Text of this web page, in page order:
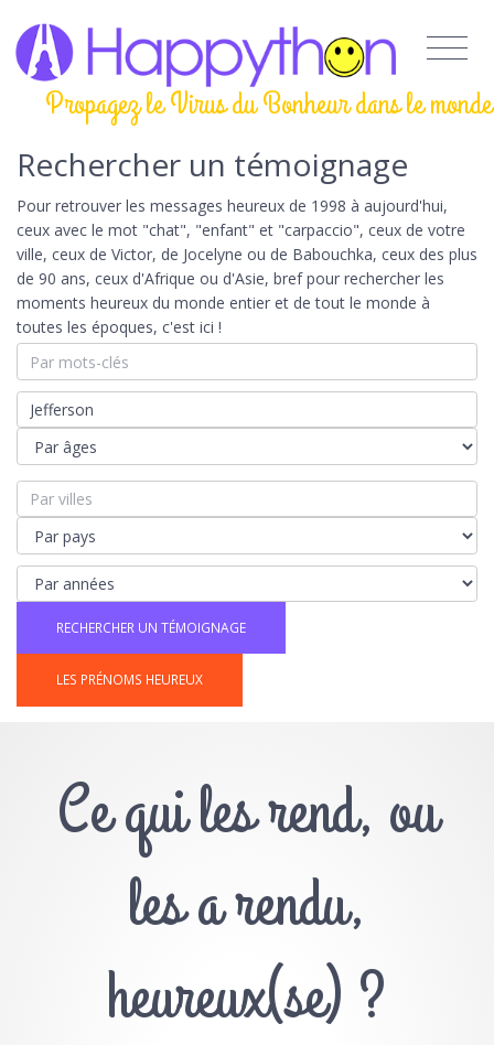
Propagez le Virus du Bonheur dans le monde
Rechercher un témoignage
Pour retrouver les messages heureux de 1998 à aujourd'hui,
ceux avec le mot "chat", "enfant" et "carpaccio", ceux de votre
ville, ceux de Victor, de Jocelyne ou de Babouchka, ceux des plus
de 90 ans, ceux d'Afrique ou d'Asie, bref pour rechercher les
moments heureux du monde entier et de tout le monde à
toutes les époques, c'est ici !
LES PRÉNOMS HEUREUX
Ce qui les rend, ou
les a rendu,
heureux(se) ?